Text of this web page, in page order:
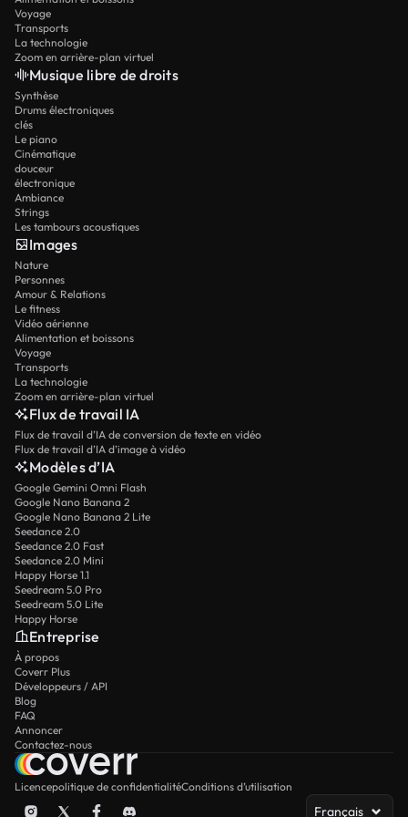
Voyage
Transports
La technologie
Zoom en arrière-plan virtuel
Musique libre de droits
Synthèse
Drums électroniques
clés
Le piano
Cinématique
douceur
électronique
Ambiance
Strings
Les tambours acoustiques
Images
Nature
Personnes
Amour & Relations
Le fitness
Vidéo aérienne
Alimentation et boissons
Voyage
Transports
La technologie
Zoom en arrière-plan virtuel
Flux de travail IA
Flux de travail d’IA de conversion de texte en vidéo
Flux de travail d’IA d’image à vidéo
Modèles d’IA
Google Gemini Omni Flash
Google Nano Banana 2
Google Nano Banana 2 Lite
Seedance 2.0
Seedance 2.0 Fast
Seedance 2.0 Mini
Happy Horse 1.1
Seedream 5.0 Pro
Seedream 5.0 Lite
Happy Horse
Entreprise
À propos
Coverr Plus
Développeurs / API
Blog
FAQ
Annoncer
Contactez-nous
Licencepolitique de confidentialitéConditions d’utilisation
Français